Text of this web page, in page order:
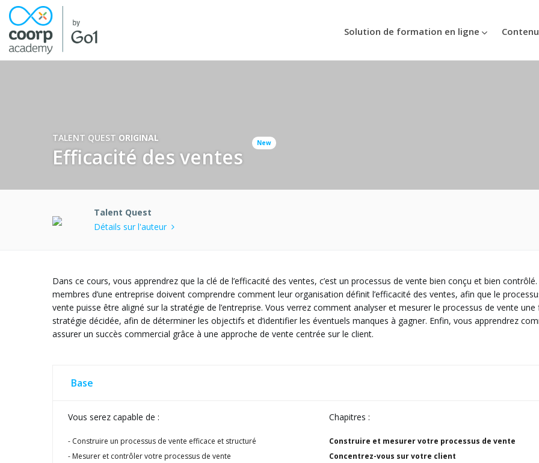
Solution de formation en ligne
TALENT QUEST ORIGINAL
Efficacité des ventes
New
Talent Quest
Détails sur l'auteur
Dans ce cours, vous apprendrez que la clé de l’efficacité des ventes, c’est un processus de vente bien conçu et bien
membres d’une entreprise doivent comprendre comment leur organisation définit l’efficacité des ventes, afin que le
vente puisse être aligné sur la stratégie de l’entreprise. Vous verrez comment analyser et mesurer le processus de vente une
stratégie décidée, afin de déterminer les objectifs et d’identifier les éventuels manques à gagner. Enfin, vous apprendrez
assurer un succès commercial grâce à une approche de vente centrée sur le client.
Base
Vous serez capable de :
Construire un processus de vente efficace et structuré
Mesurer et contrôler votre processus de vente
Chapitres :
Construire et mesurer votre processus de vente
Concentrez-vous sur votre client